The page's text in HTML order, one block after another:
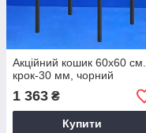
Акційний кошик 60х60 см.
крок-30 мм, чорний
1 363 ₴
Купити